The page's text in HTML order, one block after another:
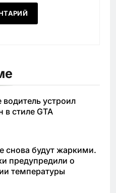
водитель устроил
в стиле GTA
снова будут жаркими.
предупредили о
температуры